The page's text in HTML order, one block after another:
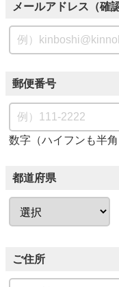
メールアドレス（確
郵便番号
数字（ハイフンも半
都道府県
ご住所